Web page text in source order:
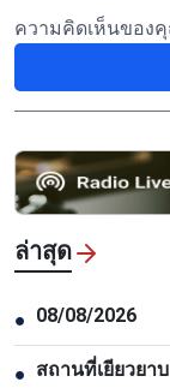
ความคิดเห็นของ
ล่าสุด
● 08/08/2026
● สถานที่เยียวยา